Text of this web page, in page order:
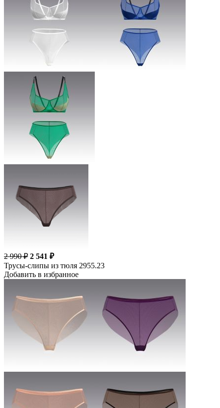
2 990 ₽ 2 541 ₽
Трусы-слипы из тюля 2955.23
Добавить в избранное